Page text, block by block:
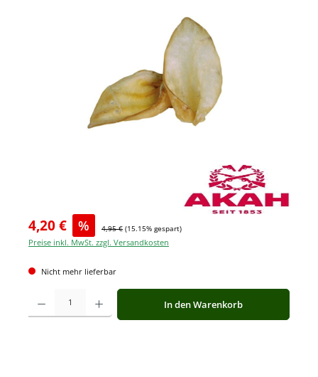
4,20 € % 4,95 € (15.15% gespart)
Preise inkl. MwSt. zzgl. Versandkosten
Nicht mehr lieferbar
Produkt Anzahl: Gib den gewünschten Wert ein oder benutze die
In den Warenkorb